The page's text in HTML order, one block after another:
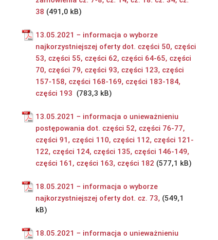
38
13.05.2021 – informacja o wyborze
najkorzystniejszej oferty dot. części 50, części
53, części 55, części 62, części 64-65, części
70, części 79, części 93, części 123, części
157-158, części 168-169, części 183-184,
części 193
13.05.2021 – informacja o unieważnieniu
postępowania dot. części 52, części 76-77,
części 91, części 110, części 112, części 121-
122, części 124, części 135, części 146-149,
części 161, części 163, części 182
18.05.2021 – informacja o wyborze
najkorzystniejszej oferty dot. cz. 73,
18.05.2021 – informacja o unieważnieniu